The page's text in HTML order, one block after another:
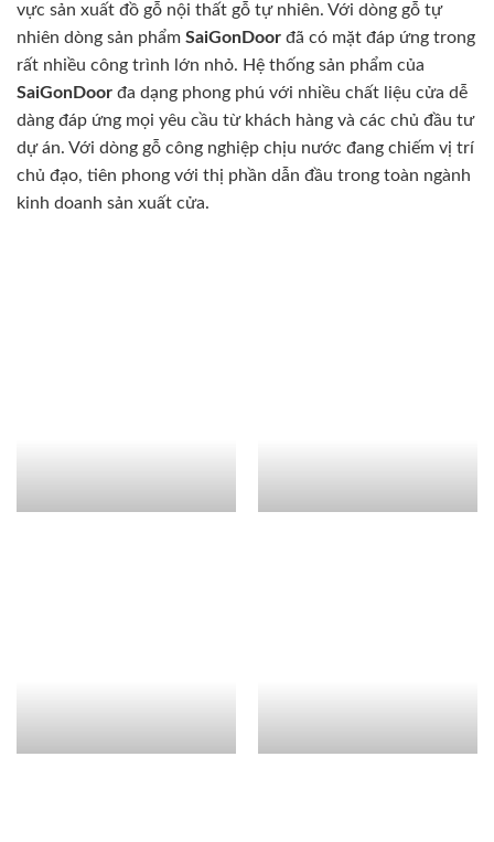
vực sản xuất đồ gỗ nội thất gỗ tự nhiên. Với dòng gỗ tự
nhiên dòng sản phẩm SaiGonDoor đã có mặt đáp ứng trong
rất nhiều công trình lớn nhỏ. Hệ thống sản phẩm của
SaiGonDoor đa dạng phong phú với nhiều chất liệu cửa dễ
dàng đáp ứng mọi yêu cầu từ khách hàng và các chủ đầu tư
dự án. Với dòng gỗ công nghiệp chịu nước đang chiếm vị trí
chủ đạo, tiên phong với thị phần dẫn đầu trong toàn ngành
kinh doanh sản xuất cửa.